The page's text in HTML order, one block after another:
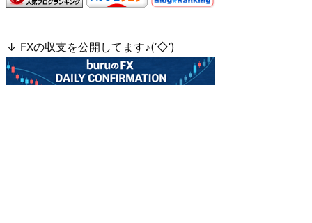
↓ FXの収支を公開してます♪(‘◇’)ゞ